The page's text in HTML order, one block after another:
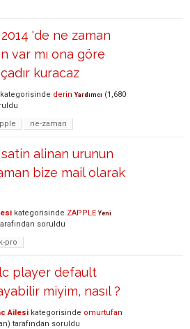
'de ne zaman
var mı ona göre
kuracaz
derin Yardımcı (1,680
ne-zaman
alinan urunun
bize mail olarak
kategorisinde ZAPPLE Yeni
soruldu
pro
player default
miyim, nasıl ?
Ailesi kategorisinde omurtufan
tarafından soruldu